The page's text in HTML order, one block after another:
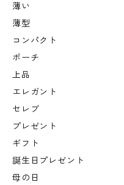
薄い
薄型
コンパクト
ポーチ
上品
エレガント
セレブ
プレゼント
ギフト
誕生日プレゼント
母の日